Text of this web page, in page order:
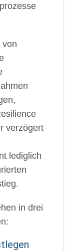
von
verzögert
lediglich
in drei